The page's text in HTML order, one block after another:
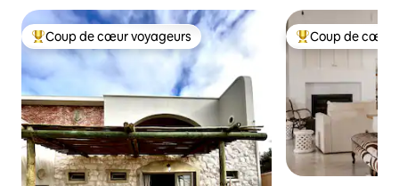
Coup de cœur voyageurs parmi les plus aimés
Coup de cœur voyageurs Coup de cœur
Coup de cœur